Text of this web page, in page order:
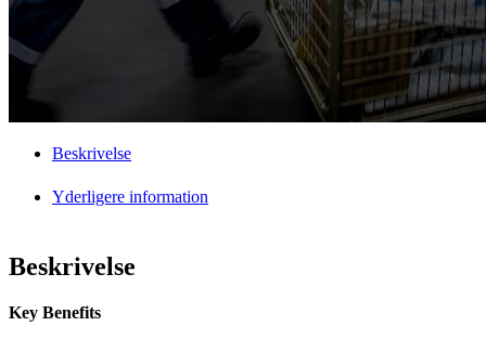
Beskrivelse
Yderligere information
Beskrivelse
Key Benefits